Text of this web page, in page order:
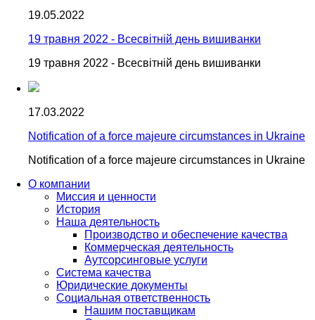
19.05.2022
19 травня 2022 - Всесвітній день вишиванки
19 травня 2022 - Всесвітній день вишиванки
17.03.2022
Notification of a force majeure circumstances in Ukraine
Notification of a force majeure circumstances in Ukraine
О компании
Миссия и ценности
История
Наша деятельность
Производство и обеспечение качества
Коммерческая деятельность
Аутсорсинговые услуги
Система качества
Юридические документы
Социальная ответственность
Нашим поставщикам